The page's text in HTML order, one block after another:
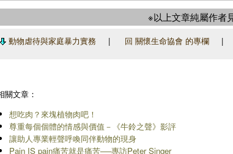
※以上文章純屬作者
動物虐待與家庭暴力實務| 回 關懷生命協會 的專欄|
關文章：
想吃肉？來塊植物肉吧！
尊重每個個體的情感與價值－《牛鈴之聲》影評
讓助人專業輕聲呼喚同伴動物的現身
Pain IS pain痛苦就是痛苦──專訪Peter Singer